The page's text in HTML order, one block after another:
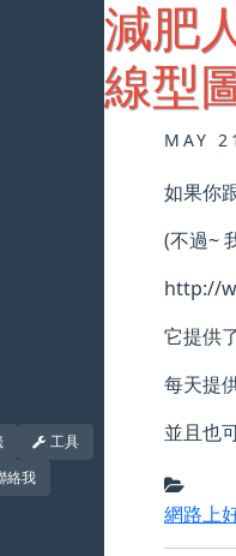
工具
絡我
減肥
線型
MAY
如果你
(不過~
http://
它提供
每天提
並且也
網路上